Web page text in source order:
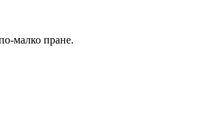
малко пране.